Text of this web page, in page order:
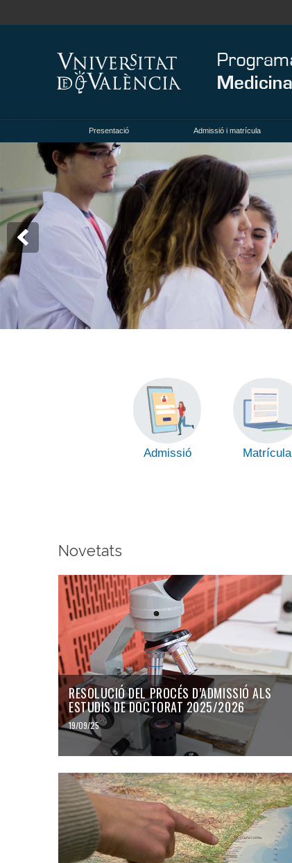
Presentació Admissió i matrícula
Admissió Matrícula
Novetats
RESOLUCIÓ DEL PROCÉS D’ADMISSIÓ ALS
ESTUDIS DE DOCTORAT 2025/2026
19/09/25